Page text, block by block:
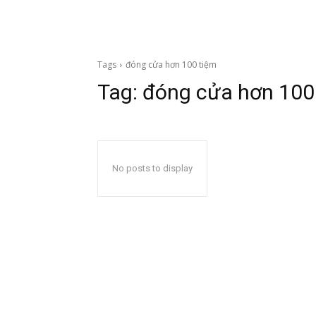
Tags đóng cửa hơn 100 tiệm
Tag: đóng cửa hơn
No posts to display